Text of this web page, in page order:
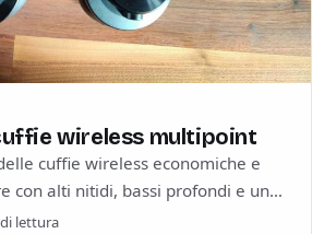
wireless multipoint
cuffie wireless economiche e
con alti nitidi, bassi profondi e una
lettura